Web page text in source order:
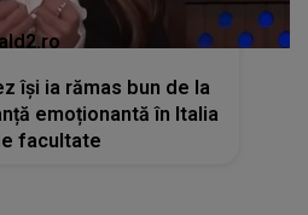
își ia rămas bun de la
emoționantă în Italia
facultate